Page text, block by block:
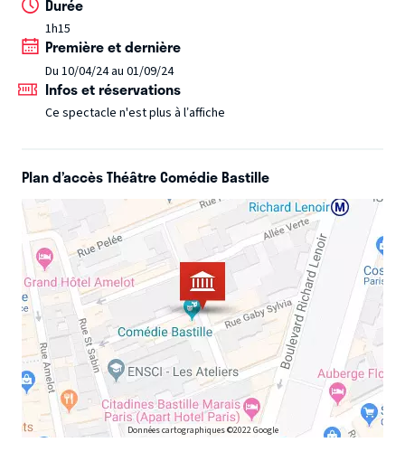
Durée
1h15
Première et dernière
Du 10/04/24 au 01/09/24
Infos et réservations
Ce spectacle n'est plus à l’affiche
Plan d’accès Théâtre Comédie Bastille
Données cartographiques ©2022 Google